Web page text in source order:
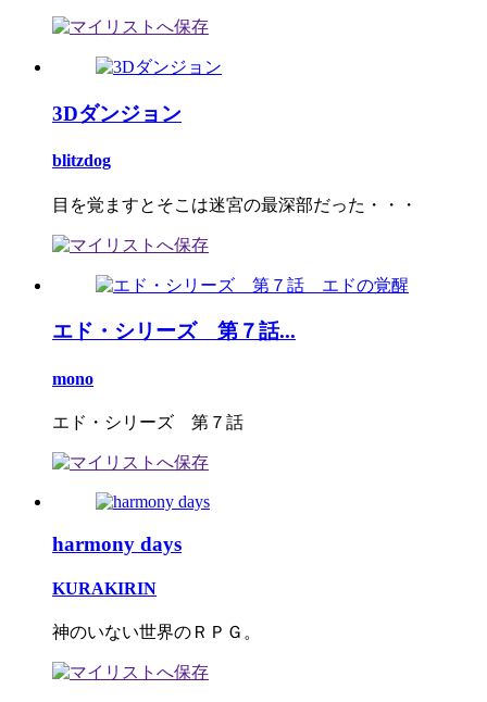
3Dダンジョン
blitzdog
目を覚ますとそこは迷宮の最深部だった・・・
エド・シリーズ 第７話...
mono
エド・シリーズ 第７話
harmony days
KURAKIRIN
神のいない世界のＲＰＧ。